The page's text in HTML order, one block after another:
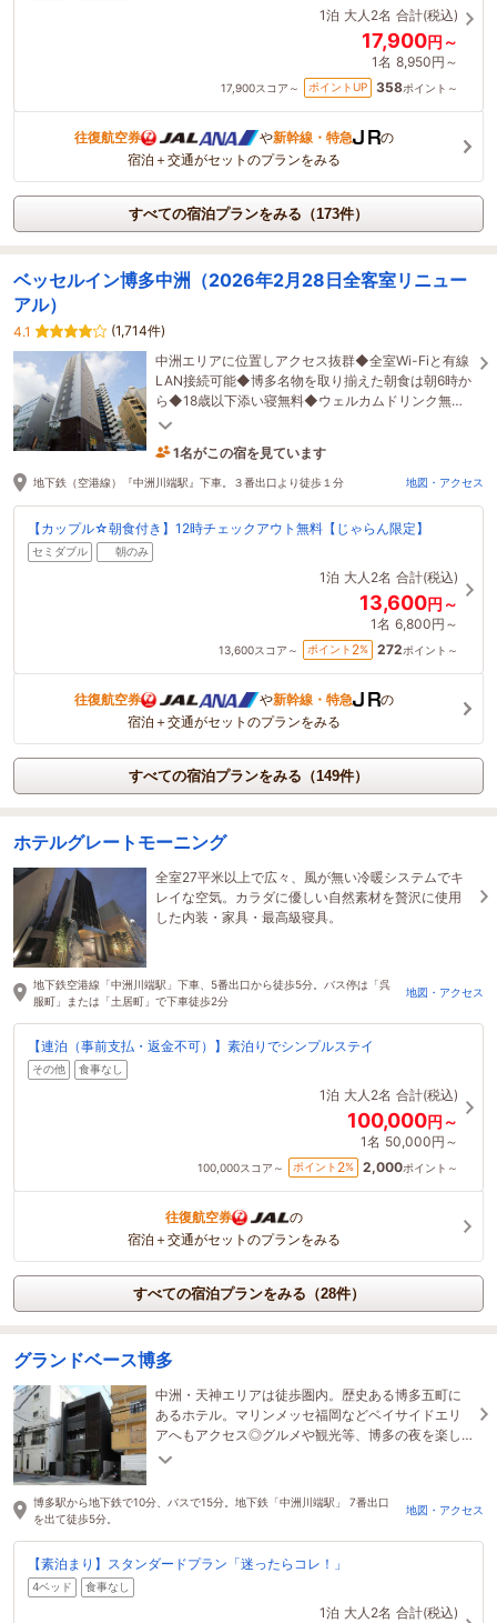
1泊 大人2名 合計(税込)
17,900円～
1名 8,950円～
17,900スコア～ ポイントUP 358ポイント～
往復航空券 や新幹線・特急
の
宿泊＋交通がセットのプランをみる
すべての宿泊プランをみる（173件）
ベッセルイン博多中洲（2026年2月28日全客室リニュー
アル）
4.1
(1,714件)
中洲エリアに位置しアクセス抜群◆全室Wi-Fiと有線
LAN接続可能◆博多名物を取り揃えた朝食は朝6時か
ら◆18歳以下添い寝無料◆ウェルカムドリンク無料
◆ベビー用おむつ・おしりふき無料◆
1名がこの宿を見ています
47分前に予約されました
地下鉄（空港線）『中洲川端駅』下車。３番出口より徒歩１分 地図・アクセス
【カップル☆朝食付き】12時チェックアウト無料【じゃらん限定】
セミダブル 朝のみ
1泊 大人2名 合計(税込)
13,600円～
1名 6,800円～
13,600スコア～ ポイント 2% 272ポイント～
往復航空券 や新幹線・特急
の
宿泊＋交通がセットのプランをみる
すべての宿泊プランをみる（149件）
ホテルグレートモーニング
全室27平米以上で広々、風が無い冷暖システムでキ
レイな空気。カラダに優しい自然素材を贅沢に使用
した内装・家具・最高級寝具。
地下鉄空港線「中洲川端駅」下車、5番出口から徒歩5分。バス停は「呉
服町」または「土居町」で下車徒歩2分
地図・アクセス
【連泊（事前支払・返金不可）】素泊りでシンプルステイ
その他 食事なし
1泊 大人2名 合計(税込)
100,000円～
1名 50,000円～
100,000スコア～ ポイント 2% 2,000ポイント～
往復航空券
の
宿泊＋交通がセットのプランをみる
すべての宿泊プランをみる（28件）
グランドベース博多
中洲・天神エリアは徒歩圏内。歴史ある博多五町に
あるホテル。マリンメッセ福岡などベイサイドエリ
アへもアクセス◎グルメや観光等、博多の夜を楽し
むなら当ホテルへ★
博多駅から地下鉄で10分、バスで15分。地下鉄「中洲川端駅」 7番出口
を出て徒歩5分。
地図・アクセス
【素泊まり】スタンダードプラン「迷ったらコレ！」
4ベッド 食事なし
1泊 大人2名 合計(税込)